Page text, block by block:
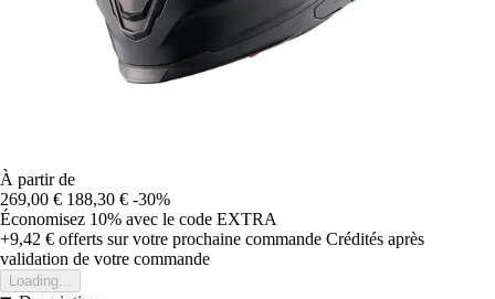
À partir de
269,00 € 188,30 € -30%
Économisez 10% avec le code EXTRA
+9,42 € offerts sur votre prochaine commande Crédités après
validation de votre commande
Loading...